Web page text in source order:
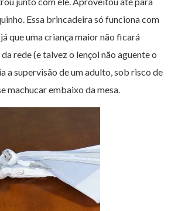
Essa brincadeira só funciona com
que uma criança maior não ficará
rede (e talvez o lençol não aguente o
a supervisão de um adulto, sob risco de
machucar embaixo da mesa.